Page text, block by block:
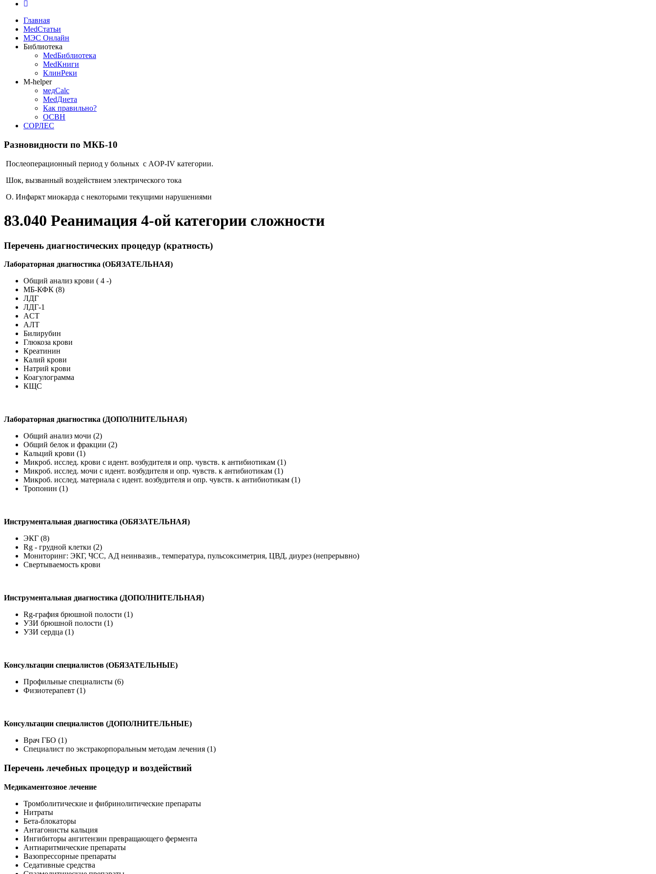
Главная
MedСтатьи
МЭС Онлайн
Библиотека
MedБиблиотека
MedКниги
КлинРеки
M-helper
медCalc
MedДиета
Как правильно?
ОСВН
СОРЛЕС
Разновидности по МКБ-10
Послеоперационный период у больных с AOP-IV категории.
Шок, вызванный воздействием электрического тока
О. Инфаркт миокарда с некоторыми текущими нарушениями
83.040 Реанимация 4-ой категории сложности
Перечень диагностических процедур (кратность)
Лабораторная диагностика (ОБЯЗАТЕЛЬНАЯ)
Общий анализ крови ( 4 -)
МБ-КФК (8)
ЛДГ
ЛДГ-1
ACT
АЛТ
Билирубин
Глюкоза крови
Креатинин
Калий крови
Натрий крови
Коагулограмма
КЩС
Лабораторная диагностика (ДОПОЛНИТЕЛЬНАЯ)
Общий анализ мочи (2)
Общий белок и фракции (2)
Кальций крови (1)
Микроб. исслед. крови с идент. возбудителя и опр. чувств. к антибиотикам (1)
Микроб. исслед. мочи с идент. возбудителя и опр. чувств. к антибиотикам (1)
Микроб. исслед. материала с идент. возбудителя и опр. чувств. к антибиотикам (1)
Тропонин (1)
Инструментальная диагностика (ОБЯЗАТЕЛЬНАЯ)
ЭКГ (8)
Rg - грудной клетки (2)
Мониторинг: ЭКГ, ЧСС, АД неинвазив., температура, пульсоксиметрия, ЦВД, диурез (непрерывно)
Свертываемость крови
Инструментальная диагностика (ДОПОЛНИТЕЛЬНАЯ)
Rg-графия брюшной полости (1)
УЗИ брюшной полости (1)
УЗИ сердца (1)
Консультации специалистов (ОБЯЗАТЕЛЬНЫЕ)
Профильные специалисты (6)
Физиотерапевт (1)
Консультации специалистов (ДОПОЛНИТЕЛЬНЫЕ)
Врач ГБО (1)
Специалист по экстракорпоральным методам лечения (1)
Перечень лечебных процедур и воздействий
Медикаментозное лечение
Тромболитические и фибринолитические препараты
Нитраты
Бета-блокаторы
Антагонисты кальция
Ингибиторы ангитензин превращающего фермента
Антиаритмические препараты
Вазопрессорные препараты
Седативные средства